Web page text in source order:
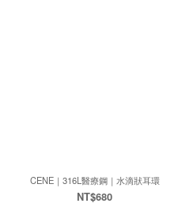
CENE｜316L醫療鋼｜水滴狀耳環
NT$680